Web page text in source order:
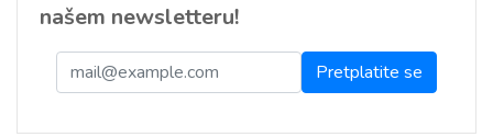
našem newsletteru!